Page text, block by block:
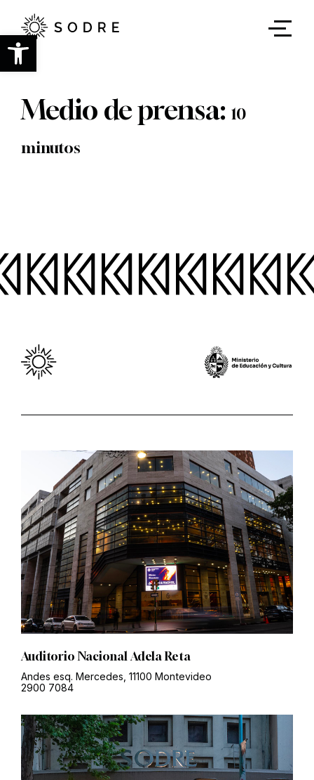
Abrir barra de herramientas
contenido
principal
Medio de prensa: 10
minutos
Auditorio Nacional Adela Reta
Andes esq. Mercedes, 11100 Montevideo
2900 7084